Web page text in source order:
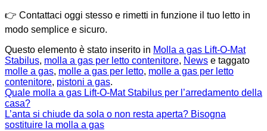
👉 Contattaci oggi stesso e rimetti in funzione il tuo letto in
modo semplice e sicuro.
Questo elemento è stato inserito in Molla a gas Lift-O-Mat
Stabilus, molla a gas per letto contenitore, News e taggato
molle a gas, molle a gas per letto, molle a gas per letto
contenitore, pistoni a gas.
Quale molla a gas Lift-O-Mat Stabilus per l’arredamento della
casa?
L’anta si chiude da sola o non resta aperta? Bisogna
sostituire la molla a gas